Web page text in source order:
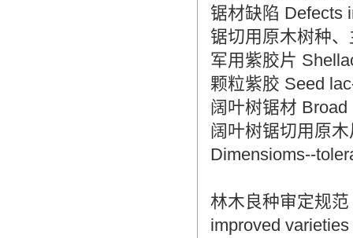
锯材缺陷 Defects
锯切用原木树种
军用紫胶片
颗粒紫胶 Seed
阔叶树锯材
阔叶树锯切用原
Dimensioms--
林木良种审定规
improved